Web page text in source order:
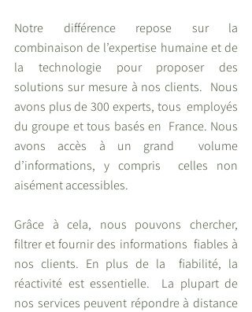
Notre différence repose sur la
combinaison de l’expertise humaine et de
la technologie pour proposer des
solutions sur mesure à nos clients.  Nous
avons plus de 300 experts, tous  employés
du groupe et tous basés en  France. Nous
avons accès à un grand  volume
d’informations, y compris  celles non
aisément accessibles.
Grâce à cela, nous pouvons chercher,
filtrer et fournir des informations  fiables à
nos clients. En plus de la  fiabilité, la
réactivité est essentielle.  La plupart de
nos services peuvent répondre à distance